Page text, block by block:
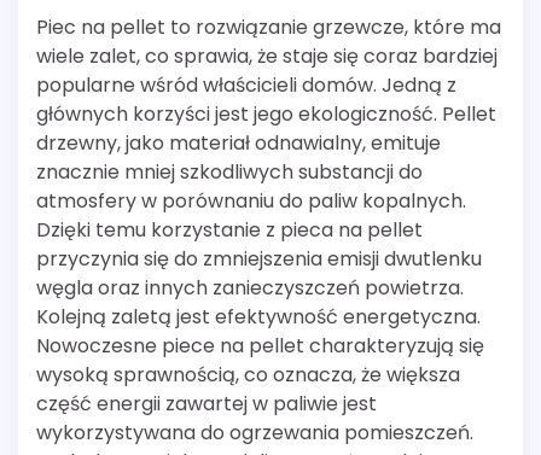
Piec na pellet to rozwiązanie grzewcze, które ma
wiele zalet, co sprawia, że staje się coraz bardziej
popularne wśród właścicieli domów. Jedną z
głównych korzyści jest jego ekologiczność. Pellet
drzewny, jako materiał odnawialny, emituje
znacznie mniej szkodliwych substancji do
atmosfery w porównaniu do paliw kopalnych.
Dzięki temu korzystanie z pieca na pellet
przyczynia się do zmniejszenia emisji dwutlenku
węgla oraz innych zanieczyszczeń powietrza.
Kolejną zaletą jest efektywność energetyczna.
Nowoczesne piece na pellet charakteryzują się
wysoką sprawnością, co oznacza, że większa
część energii zawartej w paliwie jest
wykorzystywana do ogrzewania pomieszczeń.